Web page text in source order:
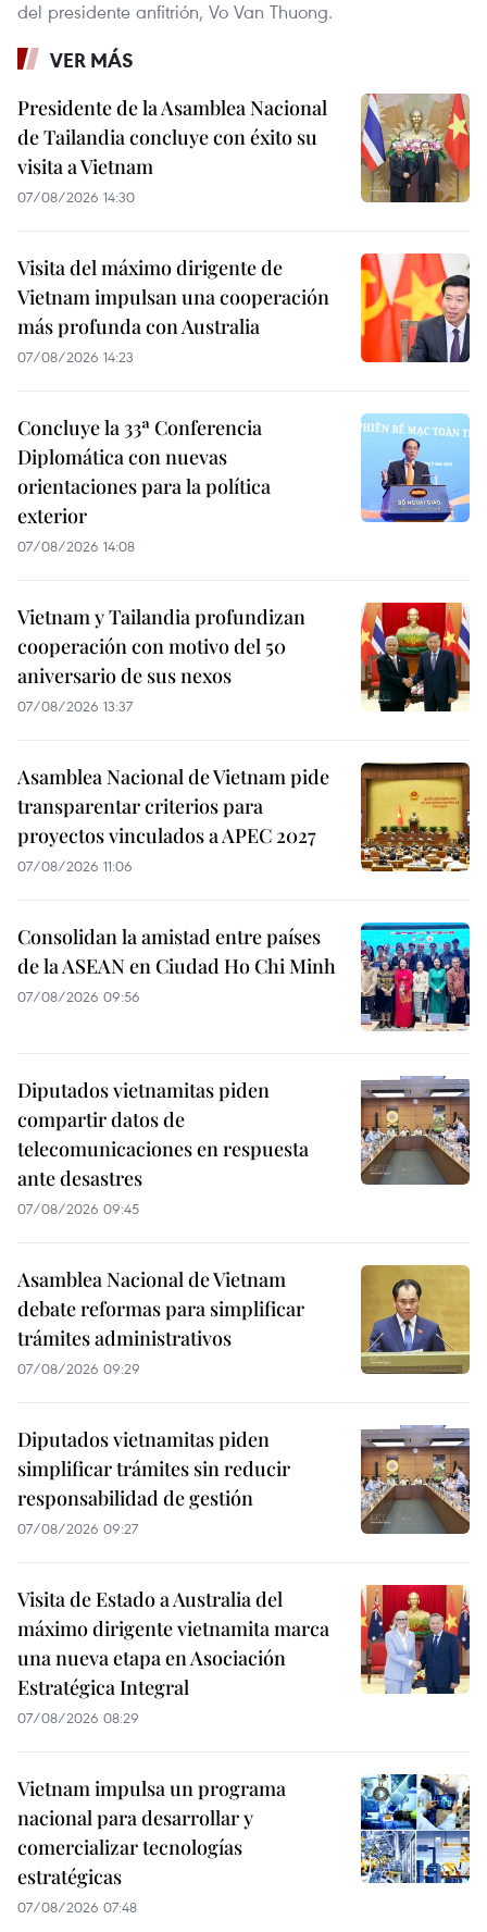
del presidente anfitrión, Vo Van Thuong.
VER MÁS
Presidente de la Asamblea Nacional
de Tailandia concluye con éxito su
visita a Vietnam
07/08/2026 14:30
Visita del máximo dirigente de
Vietnam impulsan una cooperación
más profunda con Australia
07/08/2026 14:23
Concluye la 33ª Conferencia
Diplomática con nuevas
orientaciones para la política
exterior
07/08/2026 14:08
Vietnam y Tailandia profundizan
cooperación con motivo del 50
aniversario de sus nexos
07/08/2026 13:37
Asamblea Nacional de Vietnam pide
transparentar criterios para
proyectos vinculados a APEC 2027
07/08/2026 11:06
Consolidan la amistad entre países
de la ASEAN en Ciudad Ho Chi Minh
07/08/2026 09:56
Diputados vietnamitas piden
compartir datos de
telecomunicaciones en respuesta
ante desastres
07/08/2026 09:45
Asamblea Nacional de Vietnam
debate reformas para simplificar
trámites administrativos
07/08/2026 09:29
Diputados vietnamitas piden
simplificar trámites sin reducir
responsabilidad de gestión
07/08/2026 09:27
Visita de Estado a Australia del
máximo dirigente vietnamita marca
una nueva etapa en Asociación
Estratégica Integral
07/08/2026 08:29
Vietnam impulsa un programa
nacional para desarrollar y
comercializar tecnologías
estratégicas
07/08/2026 07:48